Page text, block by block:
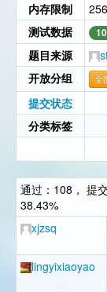
内存限制
测试数据
10
题目来源
开放分组
全
提交状态
分类标签
通过：108， 提
38.43%
xjzsq
lingyixiaoyao